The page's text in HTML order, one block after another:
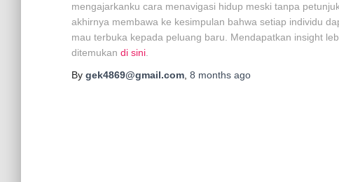
mengajarkanku cara menavigasi hidup meski tanpa
akhirnya membawa ke kesimpulan bahwa setiap individu
mau terbuka kepada peluang baru. Mendapatkan insight
ditemukan di sini
By gek4869@gmail.com 8 months ago